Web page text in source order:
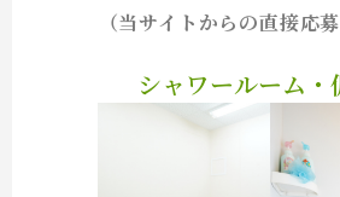
（当サイトからの直接応
シャワールーム・